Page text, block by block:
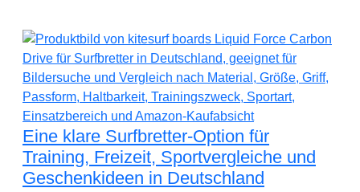
Eine klare Surfbretter-Option für
Training, Freizeit, Sportvergleiche und
Geschenkideen in Deutschland